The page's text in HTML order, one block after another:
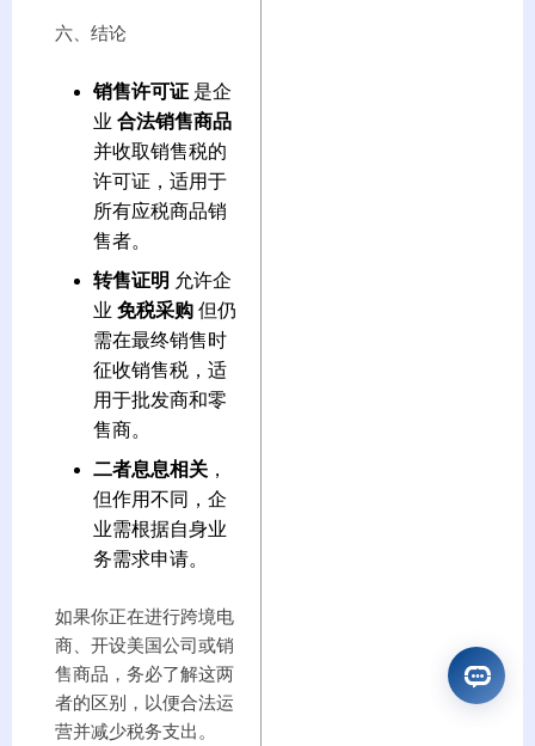
六、结论
销售许可证 是企
业 合法销售商品
并收取销售税的
许可证，适用于
所有应税商品销
售者。
转售证明 允许企
业 免税采购 但仍
需在最终销售时
征收销售税，适
用于批发商和零
售商。
二者息息相关 ，
但作用不同，企
业需根据自身业
务需求申请。
如果你正在进行跨境电
商、开设美国公司或销
售商品，务必了解这两
者的区别，以便合法运
营并减少税务支出。